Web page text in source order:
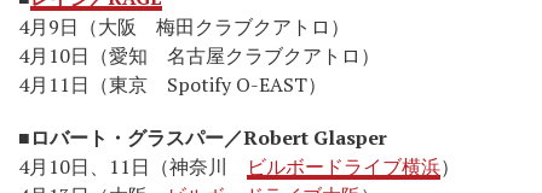
4月9日（大阪 梅田クラブクアトロ）
4月10日（愛知 名古屋クラブクアトロ）
4月11日（東京 Spotify O-EAST）
■ロバート・グラスパー／Robert Glasper
4月10日、11日（神奈川
ビルボードライブ横浜）